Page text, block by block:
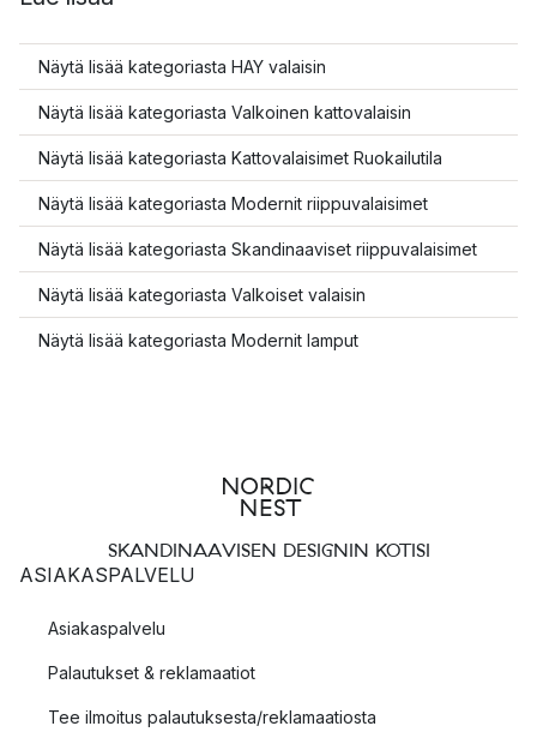
Näytä lisää kategoriasta HAY valaisin
Näytä lisää kategoriasta Valkoinen kattovalaisin
Näytä lisää kategoriasta Kattovalaisimet Ruokailutila
Näytä lisää kategoriasta Modernit riippuvalaisimet
Näytä lisää kategoriasta Skandinaaviset riippuvalaisimet
Näytä lisää kategoriasta Valkoiset valaisin
Näytä lisää kategoriasta Modernit lamput
SKANDINAAVISEN DESIGNIN KOTISI
ASIAKASPALVELU
Asiakaspalvelu
Palautukset & reklamaatiot
Tee ilmoitus palautuksesta/reklamaatiosta